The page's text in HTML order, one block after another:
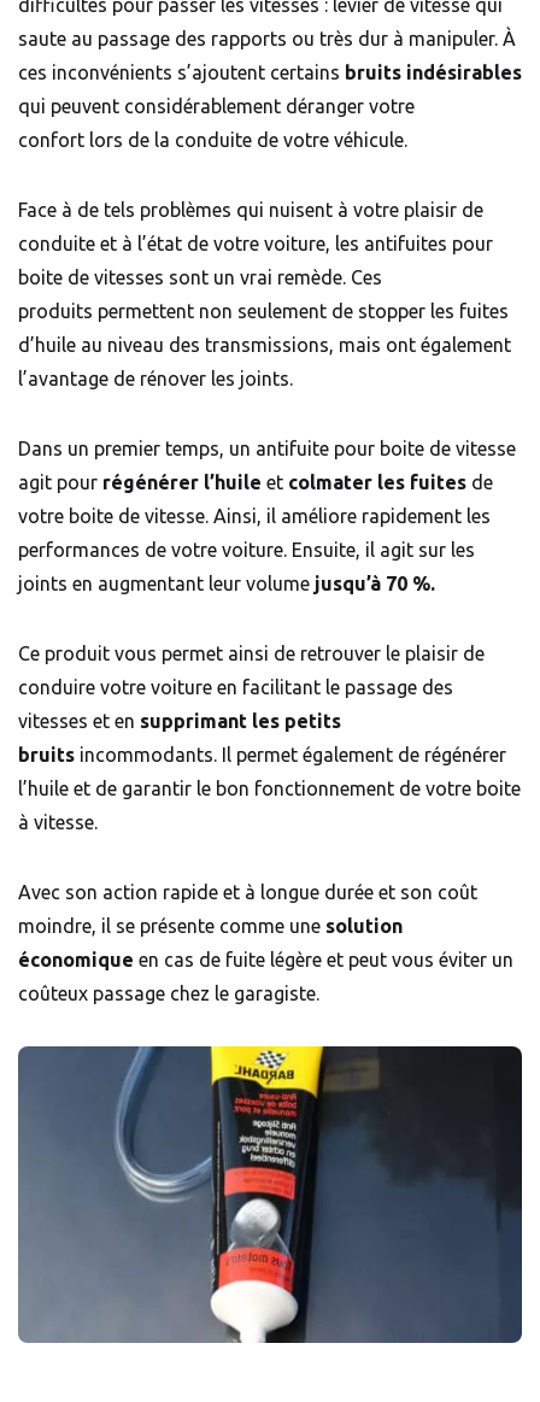
difficultés pour passer les vitesses : levier de vitesse qui
saute au passage des rapports ou très dur à manipuler. À
ces inconvénients s’ajoutent certains bruits indésirables
qui peuvent considérablement déranger votre
confort lors de la conduite de votre véhicule.
Face à de tels problèmes qui nuisent à votre plaisir de
conduite et à l’état de votre voiture, les antifuites pour
boite de vitesses sont un vrai remède. Ces
produits permettent non seulement de stopper les fuites
d’huile au niveau des transmissions, mais ont également
l’avantage de rénover les joints.
Dans un premier temps, un antifuite pour boite de vitesse
agit pour régénérer l’huile et colmater les fuites de
votre boite de vitesse. Ainsi, il améliore rapidement les
performances de votre voiture. Ensuite, il agit sur les
joints en augmentant leur volume jusqu’à 70 %.
Ce produit vous permet ainsi de retrouver le plaisir de
conduire votre voiture en facilitant le passage des
vitesses et en supprimant les petits
bruits incommodants. Il permet également de régénérer
l’huile et de garantir le bon fonctionnement de votre boite
à vitesse.
Avec son action rapide et à longue durée et son coût
moindre, il se présente comme une solution
économique en cas de fuite légère et peut vous éviter un
coûteux passage chez le garagiste.